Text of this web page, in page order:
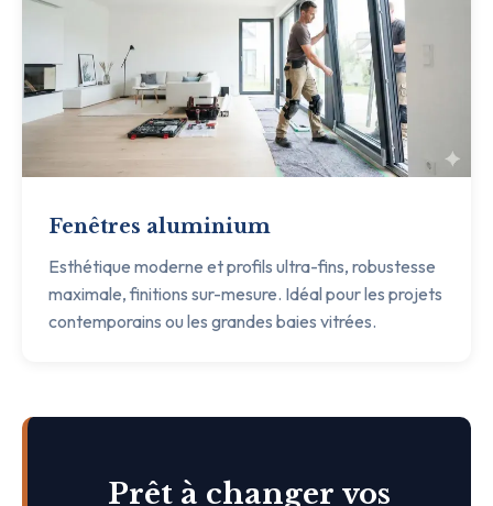
Fenêtres aluminium
Esthétique moderne et profils ultra-fins, robustesse
maximale, finitions sur-mesure. Idéal pour les projets
contemporains ou les grandes baies vitrées.
Prêt à changer vos